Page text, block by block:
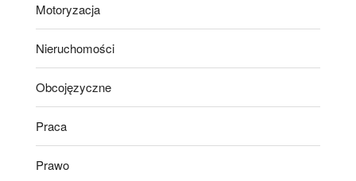
Motoryzacja
Nieruchomości
Obcojęzyczne
Praca
Prawo